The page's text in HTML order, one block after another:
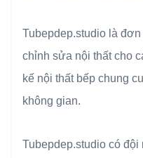
Tubepdep.studio là
chỉnh sửa nội thất cho
kế nội thất bếp chung
không gian.
Tubepdep.studio có